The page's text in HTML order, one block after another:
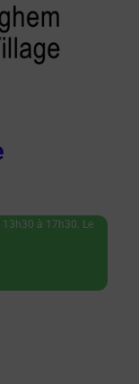
à 17h30. Le